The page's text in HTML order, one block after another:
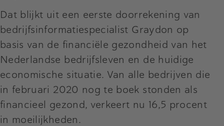
Dat blijkt uit een eerste doorrekening van
bedrijfsinformatiespecialist Graydon op
basis van de financiële gezondheid van het
Nederlandse bedrijfsleven en de huidige
economische situatie. Van alle bedrijven die
in februari 2020 nog te boek stonden als
financieel gezond, verkeert nu 16,5 procent
in moeilijkheden.